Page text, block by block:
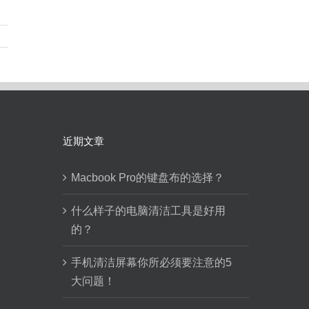
近期文章
Macbook Pro的键盘布的选择？
什么样子的电脑清洁工具是好用
的？
手机清洁屏幕你所必须要注意的5
大问题！